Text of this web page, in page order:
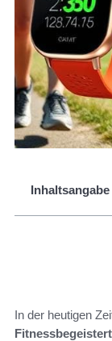
Inhaltsangabe
In der heutigen